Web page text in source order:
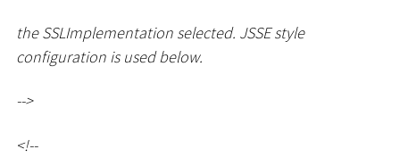
the SSLImplementation selected. JSSE style
configuration is used below.
-->
<!--